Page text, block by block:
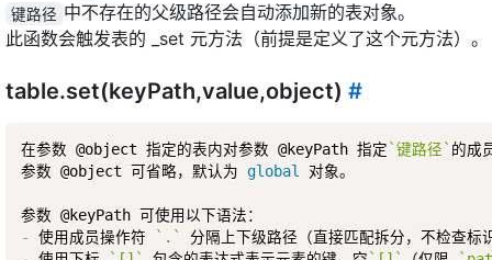
键路径 中不存在的父级路径会自动添加新的表对象。
此函数会触发表的 _set 元方法（前提是定义了这个元方法）。
table.set(keyPath,value,object) #
在参数 @object 指定的表内对参数 @keyPath 指定 `键路径` 的成
参数 @object 可省略，默认为 global 对象。
- 使用成员操作符
`.`